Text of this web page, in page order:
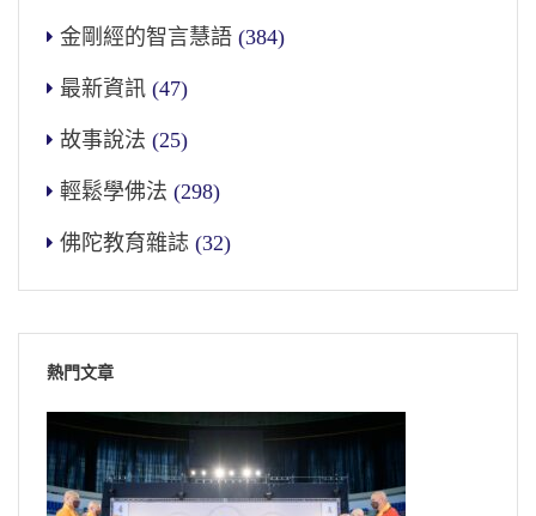
金剛經的智言慧語 (384)
最新資訊 (47)
故事說法 (25)
輕鬆學佛法 (298)
佛陀教育雜誌 (32)
熱門文章